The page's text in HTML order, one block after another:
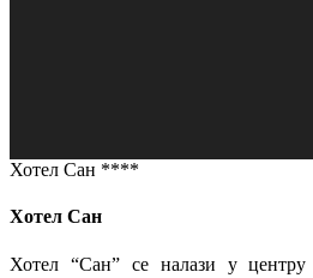
Хотел Сан ****
Хотел Сан
Хотел “Сан” се налази у центру